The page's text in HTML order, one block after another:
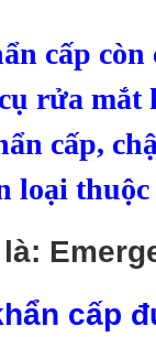
cấp
rửa mắt
cấp,
loại
cấp